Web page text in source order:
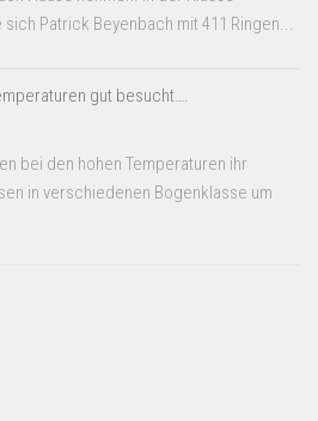
Patrick Beyenbach mit 411 Ringen...
gut besucht….
bei den hohen Temperaturen ihr
in verschiedenen Bogenklasse um